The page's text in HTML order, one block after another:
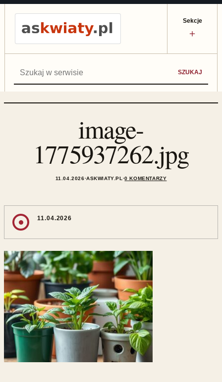
SZUKAJ
Sekcje
＋
image-
1775937262.jpg
11.04.2026·ASKWIATY.PL·0 KOMENTARZY
11.04.2026